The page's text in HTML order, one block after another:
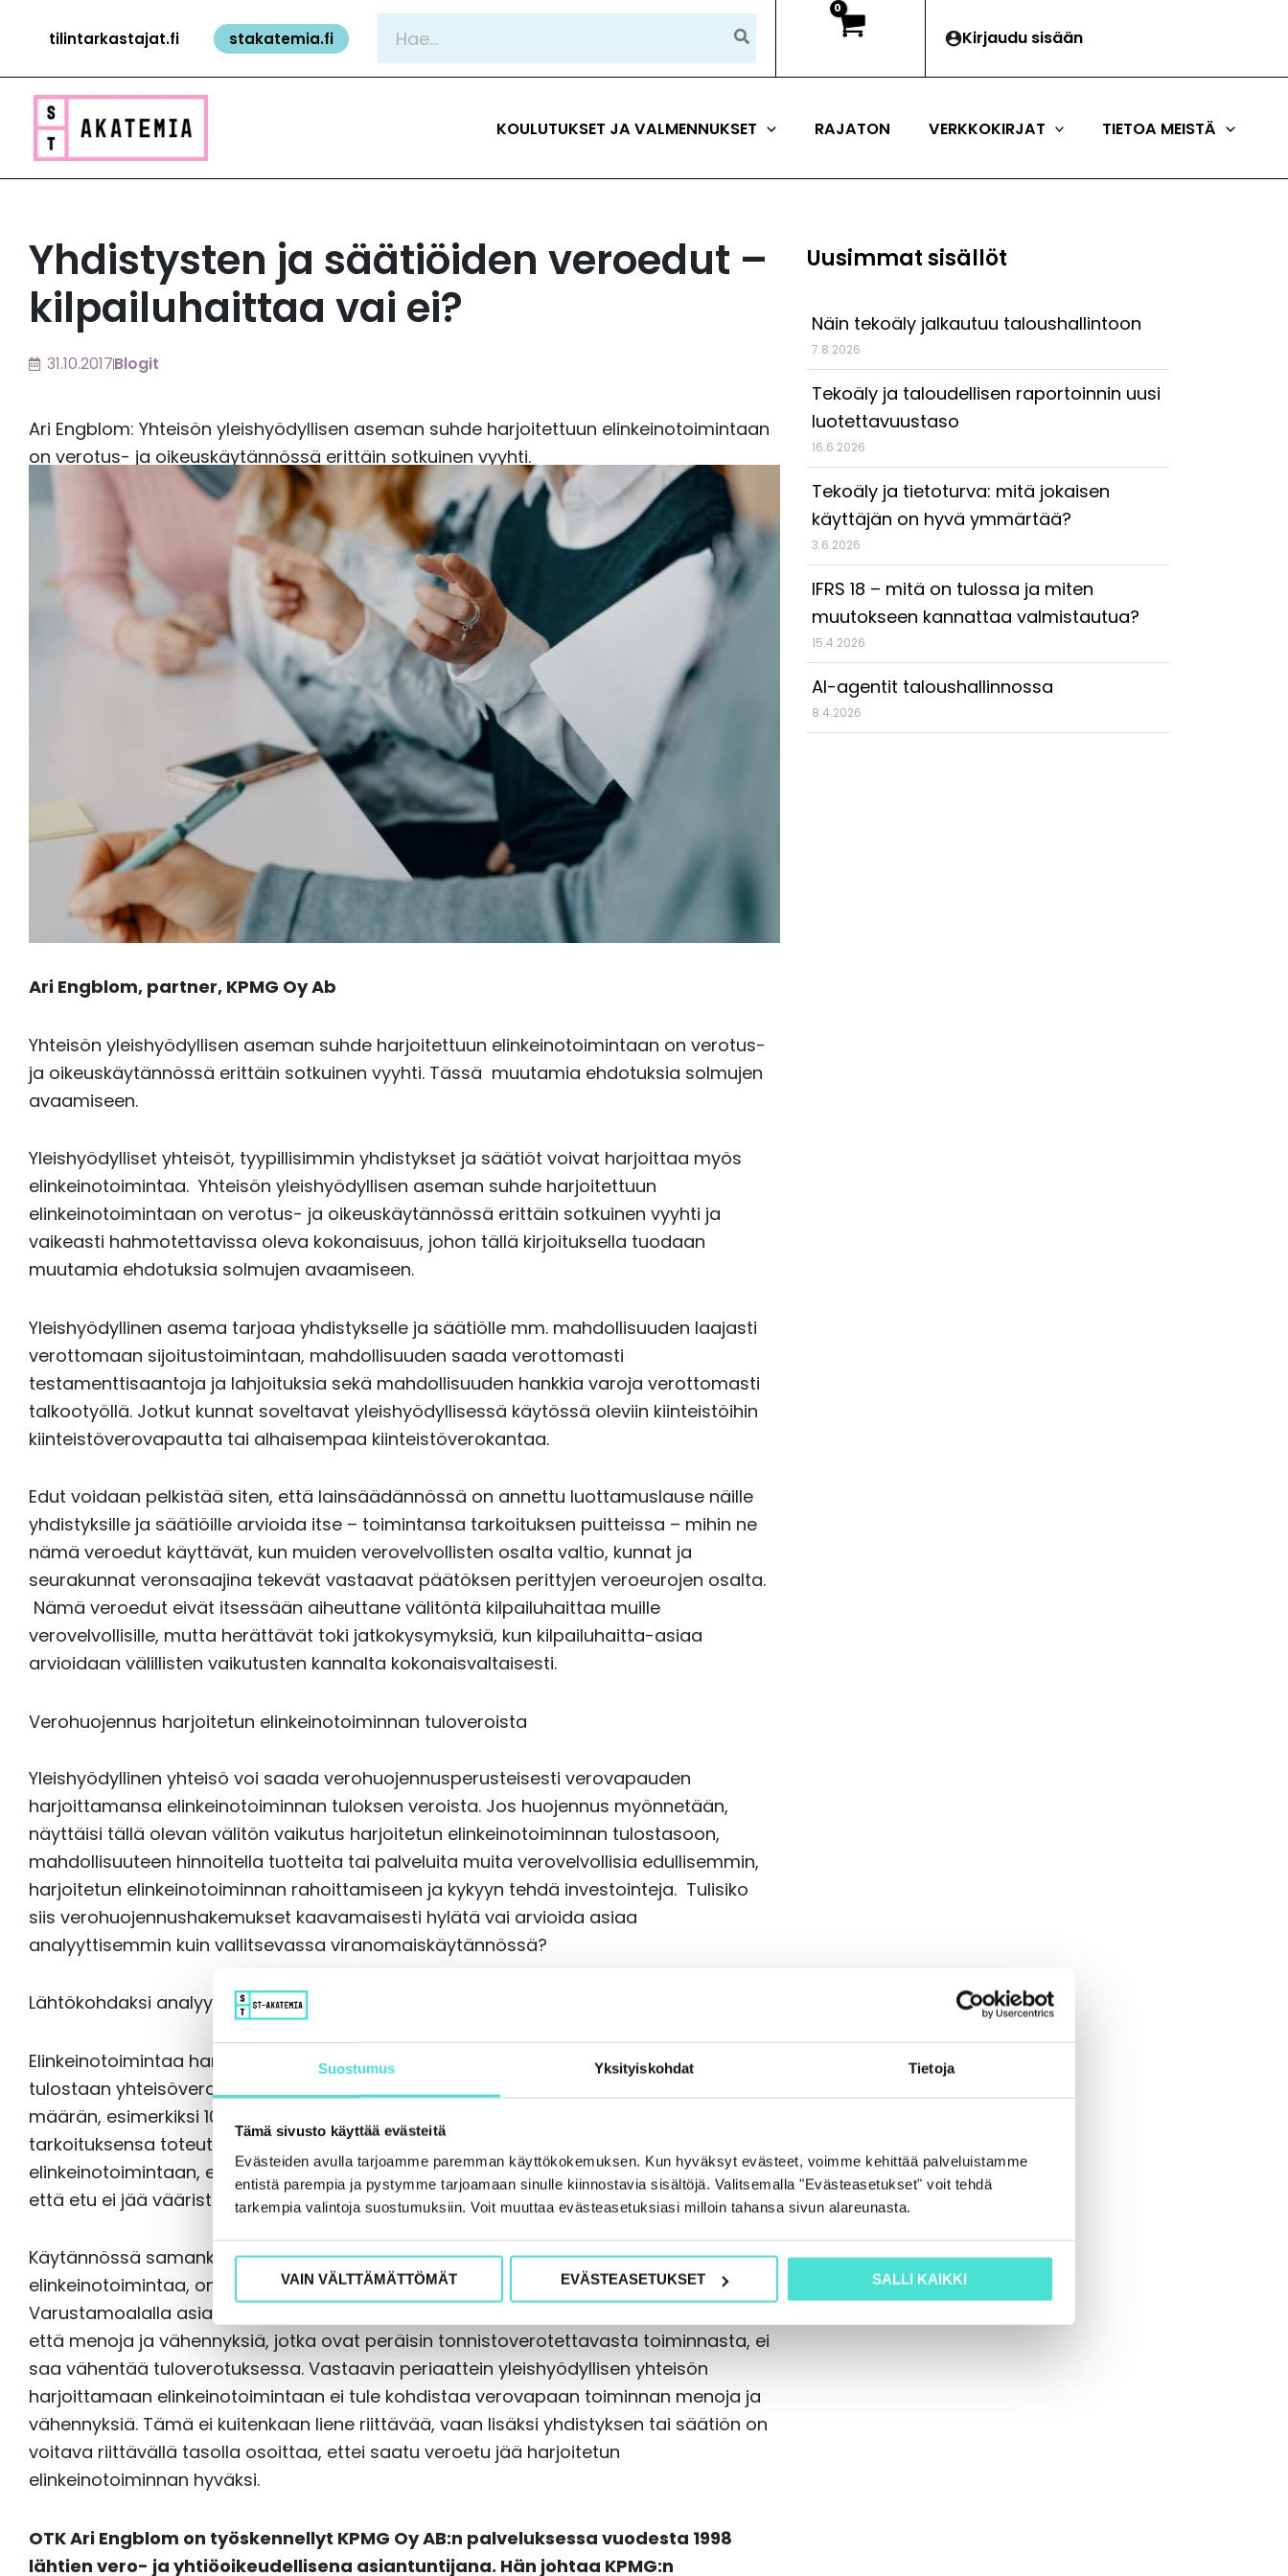
Suostumus Yksityiskohdat Tietoja
Tämä sivusto käyttää evästeitä
Evästeiden avulla tarjoamme paremman käyttökokemuksen. Kun hyväksyt evästeet, voimme kehittää palveluistamme
entistä parempia ja pystymme tarjoamaan sinulle kiinnostavia sisältöjä. Valitsemalla "Evästeasetukset" voit tehdä
tarkempia valintoja suostumuksiin. Voit muuttaa evästeasetuksiasi milloin tahansa sivun alareunasta.
VAIN VÄLTTÄMÄTTÖMÄT EVÄSTEASETUKSET SALLI KAIKKI
sisältööntilintarkastajat.fi stakatemia.fi Kirjaudu sisään
KOULUTUKSET JA VALMENNUKSET RAJATON VERKKOKIRJAT TIETOA MEISTÄ
Yhdistysten ja säätiöiden veroedut –
kilpailuhaittaa vai ei?
31.10.2017Blogit
Ari Engblom: Yhteisön yleishyödyllisen aseman suhde harjoitettuun elinkeinotoimintaan
on verotus- ja oikeuskäytännössä erittäin sotkuinen vyyhti.
Ari Engblom, partner, KPMG Oy Ab
Yhteisön yleishyödyllisen aseman suhde harjoitettuun elinkeinotoimintaan on verotus-
ja oikeuskäytännössä erittäin sotkuinen vyyhti. Tässä muutamia ehdotuksia solmujen
avaamiseen.
Yleishyödylliset yhteisöt, tyypillisimmin yhdistykset ja säätiöt voivat harjoittaa myös
elinkeinotoimintaa. Yhteisön yleishyödyllisen aseman suhde harjoitettuun
elinkeinotoimintaan on verotus- ja oikeuskäytännössä erittäin sotkuinen vyyhti ja
vaikeasti hahmotettavissa oleva kokonaisuus, johon tällä kirjoituksella tuodaan
muutamia ehdotuksia solmujen avaamiseen.
Yleishyödyllinen asema tarjoaa yhdistykselle ja säätiölle mm. mahdollisuuden laajasti
verottomaan sijoitustoimintaan, mahdollisuuden saada verottomasti
testamenttisaantoja ja lahjoituksia sekä mahdollisuuden hankkia varoja verottomasti
talkootyöllä. Jotkut kunnat soveltavat yleishyödyllisessä käytössä oleviin kiinteistöihin
kiinteistöverovapautta tai alhaisempaa kiinteistöverokantaa.
Edut voidaan pelkistää siten, että lainsäädännössä on annettu luottamuslause näille
yhdistyksille ja säätiöille arvioida itse – toimintansa tarkoituksen puitteissa – mihin ne
nämä veroedut käyttävät, kun muiden verovelvollisten osalta valtio, kunnat ja
seurakunnat veronsaajina tekevät vastaavat päätöksen perittyjen veroeurojen osalta.
Nämä veroedut eivät itsessään aiheuttane välitöntä kilpailuhaittaa muille
verovelvollisille, mutta herättävät toki jatkokysymyksiä, kun kilpailuhaitta-asiaa
arvioidaan välillisten vaikutusten kannalta kokonaisvaltaisesti.
Verohuojennus harjoitetun elinkeinotoiminnan tuloveroista
Yleishyödyllinen yhteisö voi saada verohuojennusperusteisesti verovapauden
harjoittamansa elinkeinotoiminnan tuloksen veroista. Jos huojennus myönnetään,
näyttäisi tällä olevan välitön vaikutus harjoitetun elinkeinotoiminnan tulostasoon,
mahdollisuuteen hinnoitella tuotteita tai palveluita muita verovelvollisia edullisemmin,
harjoitetun elinkeinotoiminnan rahoittamiseen ja kykyyn tehdä investointeja. Tulisiko
siis verohuojennushakemukset kaavamaisesti hylätä vai arvioida asiaa
analyyttisemmin kuin vallitsevassa viranomaiskäytännössä?
Lähtökohdaksi analyysille voitaisiin ottaa seuraava vertailu:
Elinkeinotoimintaa harjoittava osakeyhtiö maksaa verotettavasta elinkeinotoiminnan
tulostaan yhteisöveroa 20 %. Jos yleishyödyllinen yhteisö käyttää saamansa veroedun
määrän, esimerkiksi 100 rahan verotettavasta tulosta 20 rahaa, yleishyödyllisen
tarkoituksensa toteuttamiseen eikä etu jää yleishyödyllisen yhteisön
elinkeinotoimintaan, ei osakeyhtiö kärsi kilpailuhaittaa. Miten sitten voidaan varmistaa,
että etu ei jää vääristämään verovelvollisten välistä kilpailua?
Käytännössä samankaltainen tilanne, jossa harjoitetaan tuloverosta vapaata
elinkeinotoimintaa, on varustamoala ja siellä sovellettava tonnistoverotus.
Varustamoalalla asia on ratkaistu korostamalla markkinaehtoisuusperiaatetta ja sitä,
että menoja ja vähennyksiä, jotka ovat peräisin tonnistoverotettavasta toiminnasta, ei
saa vähentää tuloverotuksessa. Vastaavin periaattein yleishyödyllisen yhteisön
harjoittamaan elinkeinotoimintaan ei tule kohdistaa verovapaan toiminnan menoja ja
vähennyksiä. Tämä ei kuitenkaan liene riittävää, vaan lisäksi yhdistyksen tai säätiön on
voitava riittävällä tasolla osoittaa, ettei saatu veroetu jää harjoitetun
elinkeinotoiminnan hyväksi.
OTK Ari Engblom on työskennellyt KPMG Oy AB:n palveluksessa vuodesta 1998
lähtien vero- ja yhtiöoikeudellisena asiantuntijana. Hän johtaa KPMG:n
Uusimmat sisällöt
Näin tekoäly jalkautuu taloushallintoon
7.8.2026
Tekoäly ja taloudellisen raportoinnin uusi
luotettavuustaso
16.6.2026
Tekoäly ja tietoturva: mitä jokaisen
käyttäjän on hyvä ymmärtää?
3.6.2026
IFRS 18 – mitä on tulossa ja miten
muutokseen kannattaa valmistautua?
15.4.2026
AI-agentit taloushallinnossa
8.4.2026